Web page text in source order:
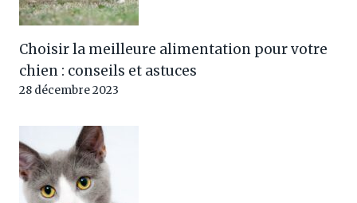
Choisir la meilleure alimentation pour votre
chien : conseils et astuces
28 décembre 2023